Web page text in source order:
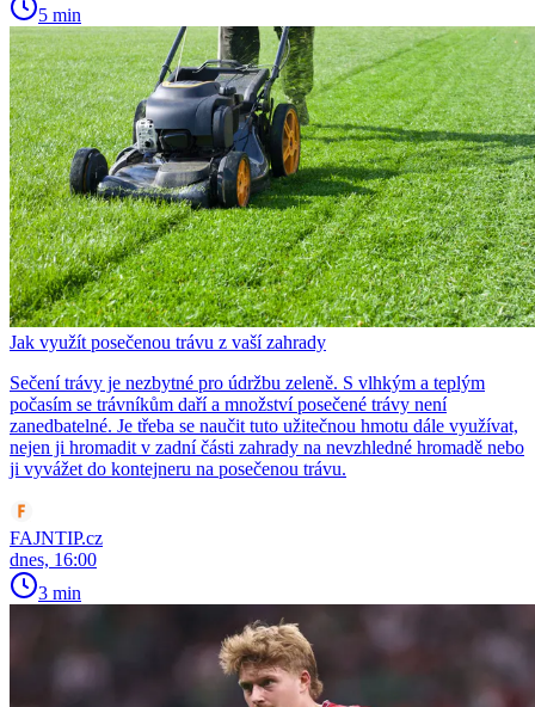
5 min
Jak využít posečenou trávu z vaší zahrady
Sečení trávy je nezbytné pro údržbu zeleně. S vlhkým a teplým
počasím se trávníkům daří a množství posečené trávy není
zanedbatelné. Je třeba se naučit tuto užitečnou hmotu dále využívat,
nejen ji hromadit v zadní části zahrady na nevzhledné hromadě nebo
ji vyvážet do kontejneru na posečenou trávu.
FAJNTIP.cz
dnes, 16:00
3 min